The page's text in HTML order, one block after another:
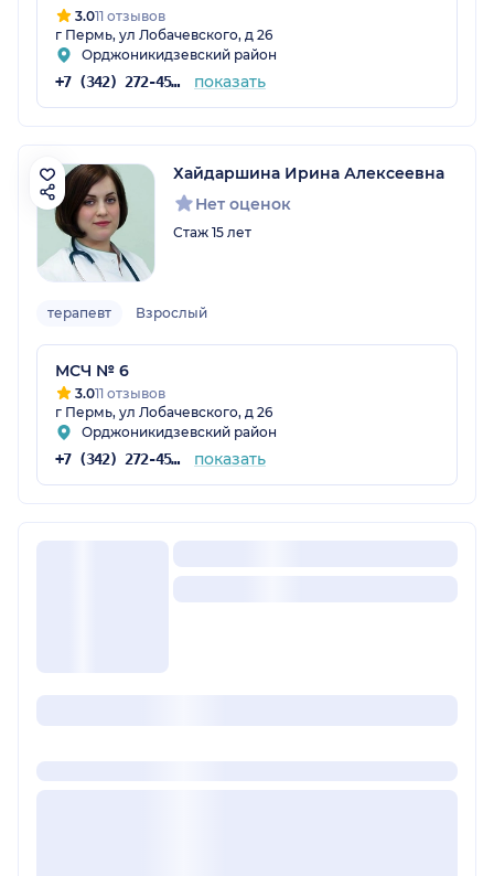
3.011 отзывов
г Пермь, ул Лобачевского, д 26
Орджоникидзевский район
+7 (342) 272-45-54 показать
Хайдаршина Ирина Алексеевна
Нет оценок
Стаж 15 лет
терапевт Взрослый
МСЧ № 6
3.011 отзывов
г Пермь, ул Лобачевского, д 26
Орджоникидзевский район
+7 (342) 272-45-54 показать